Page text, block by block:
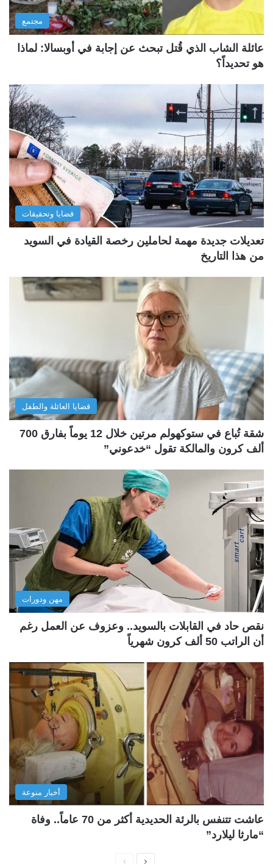
مجتمع
عائلة الشاب الذي قُتل تبحث عن إجابة في أوبسالا: لماذا
هو تحديداً؟
قضايا وتحقيقات
تعديلات جديدة مهمة لحاملين رخصة القيادة في السويد
من هذا التاريخ
قضايا العائلة والطفل
شقة تُباع في ستوكهولم مرتين خلال 12 يوماً بفارق 700
ألف كرون والمالكة تقول “خدعوني”
مهن ودورات
نقص حاد في القابلات بالسويد.. وعزوف عن العمل رغم
أن الراتب 50 ألف كرون شهرياً
أخبار منوعة
عاشت تتنفس بالرئة الحديدية أكثر من 70 عاماً.. وفاة
“مارثا ليلارد”